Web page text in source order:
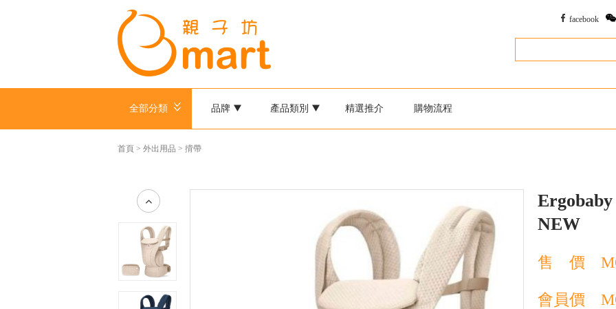
facebook
全部分類 品牌 產品類別 精選推介 購物流程
首頁 > 外出用品 > 揹帶
Ergobaby
NEW
售 價
會員價